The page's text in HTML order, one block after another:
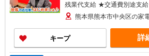
残業代支給 ★交通費別途支給（
+゜・。○。・゜+゜・。○。
万円支給(規定有) お友達を紹介頂くと, インセンテ
ィブ支給(規定有) ★月2回払い・週払い可能（規程
有）★ ゜・。○。・゜+゜・。
熊本県熊本市中央区の家
キープ 詳